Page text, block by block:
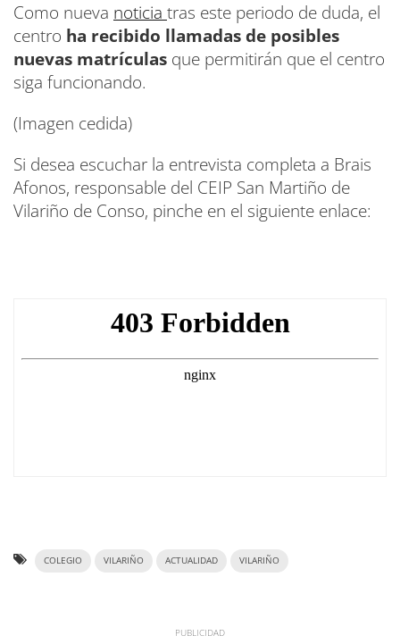
Como nueva noticia tras este periodo de duda, el
centro ha recibido llamadas de posibles
nuevas matrículas que permitirán que el centro
siga funcionando.
(Imagen cedida)
Si desea escuchar la entrevista completa a Brais
Afonos, responsable del CEIP San Martiño de
Vilariño de Conso, pinche en el siguiente enlace:
COLEGIO VILARIÑO ACTUALIDAD VILARIÑO